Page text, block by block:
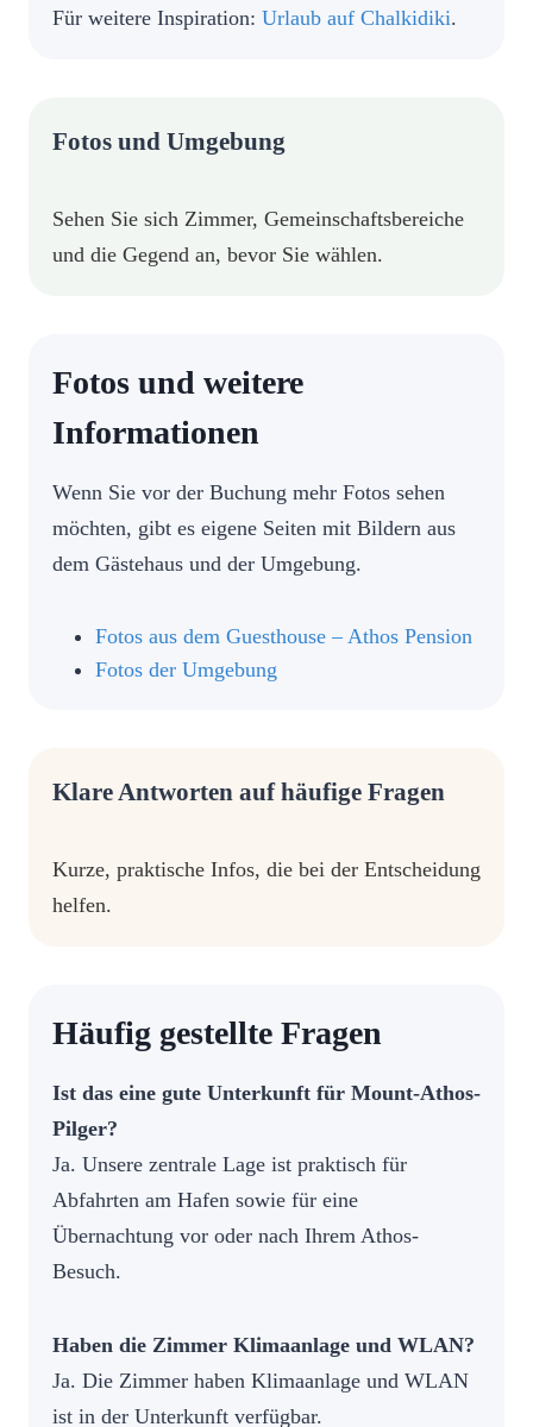
Für weitere Inspiration: Urlaub auf Chalkidiki.
Fotos und Umgebung
Sehen Sie sich Zimmer, Gemeinschaftsbereiche
und die Gegend an, bevor Sie wählen.
Fotos und weitere
Informationen
Wenn Sie vor der Buchung mehr Fotos sehen
möchten, gibt es eigene Seiten mit Bildern aus
dem Gästehaus und der Umgebung.
Fotos aus dem Guesthouse – Athos Pension
Fotos der Umgebung
Klare Antworten auf häufige Fragen
Kurze, praktische Infos, die bei der Entscheidung
helfen.
Häufig gestellte Fragen
Ist das eine gute Unterkunft für Mount-Athos-
Pilger?
Ja. Unsere zentrale Lage ist praktisch für
Abfahrten am Hafen sowie für eine
Übernachtung vor oder nach Ihrem Athos-
Besuch.
Haben die Zimmer Klimaanlage und WLAN?
Ja. Die Zimmer haben Klimaanlage und WLAN
ist in der Unterkunft verfügbar.